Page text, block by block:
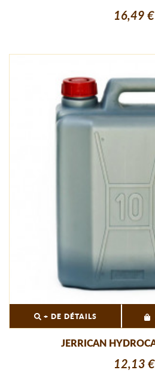
16,49 €
+ DE DÉTAILS
JERRICAN
12,13 €